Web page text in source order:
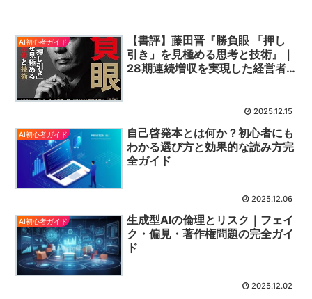
AI初心者ガイド
【書評】藤田晋『勝負眼 「押し
引き」を見極める思考と技術』｜
28期連続増収を実現した経営者
2025.12.15
AI初心者ガイド
自己啓発本とは何か？初心者にも
わかる選び方と効果的な読み方完
全ガイド
2025.12.06
AI初心者ガイド
生成型AIの倫理とリスク｜フェイ
ク・偏見・著作権問題の完全ガイ
ド
2025.12.02